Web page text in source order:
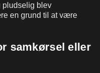
pludselig blev
en grund til at være
samkørsel eller